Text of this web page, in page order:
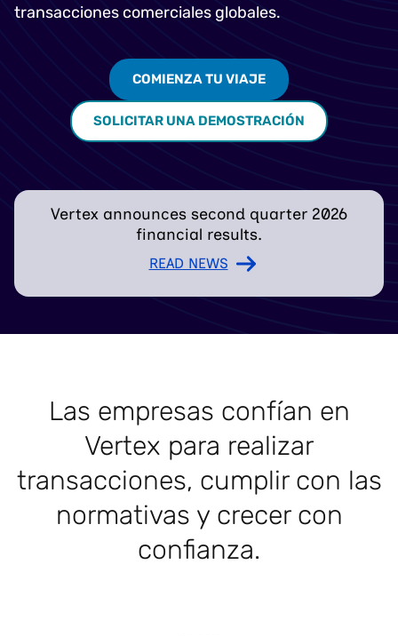
transacciones comerciales globales.
COMIENZA TU VIAJE
SOLICITAR UNA DEMOSTRACIÓN
Vertex announces second quarter 2026
financial results.
READ NEWS
Las empresas confían en
Vertex para realizar
transacciones, cumplir con las
normativas y crecer con
confianza.